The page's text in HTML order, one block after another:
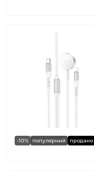
-10% популярний продано